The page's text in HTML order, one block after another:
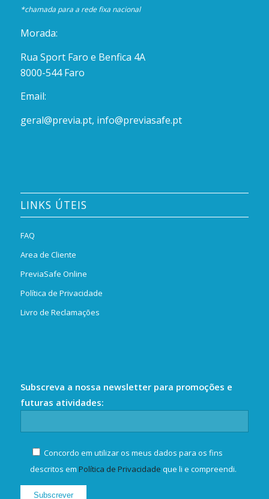
*chamada para a rede fixa nacional
Morada:
Rua Sport Faro e Benfica 4A
8000-544 Faro
Email:
geral@previa.pt, info@previasafe.pt
LINKS ÚTEIS
FAQ
Area de Cliente
PreviaSafe Online
Política de Privacidade
Livro de Reclamações
Subscreva a nossa newsletter para promoções e
futuras atividades:
Concordo em utilizar os meus dados para os fins
descritos em Política de Privacidade que li e compreendi.